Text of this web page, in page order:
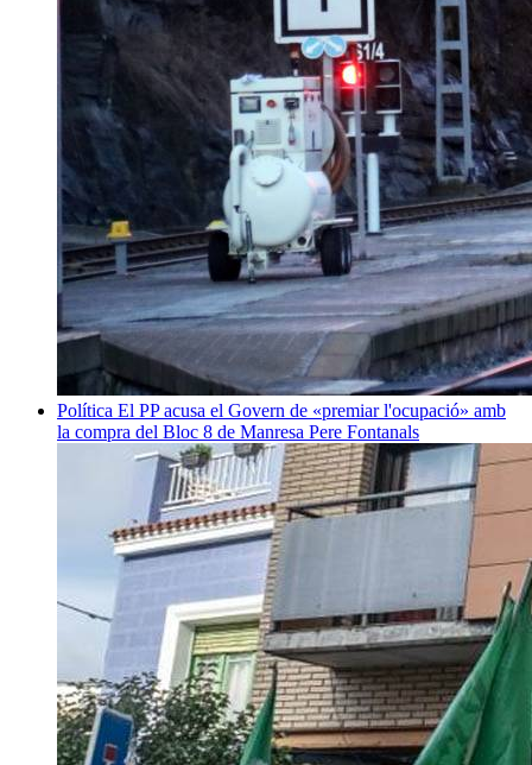
Política El PP acusa el Govern de «premiar l'ocupació» amb
la compra del Bloc 8 de Manresa Pere Fontanals